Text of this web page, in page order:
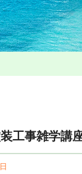
工事雑学講